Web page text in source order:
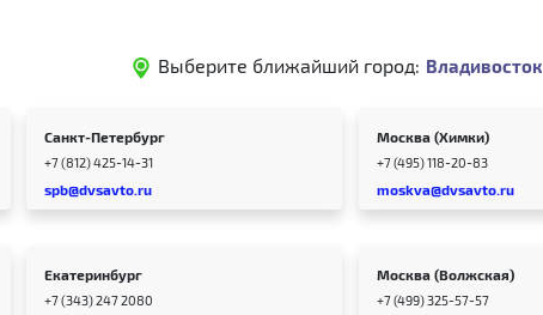
Выберите ближайший город: Владивосток
Санкт-Петербург
+7 (812) 425-14-31
spb@dvsavto.ru
Москва (Химки)
+7 (495) 118-20-83
moskva@dvsavto.ru
Екатеринбург
+7 (343) 247 2080
Москва (Волжская)
+7 (499) 325-57-57